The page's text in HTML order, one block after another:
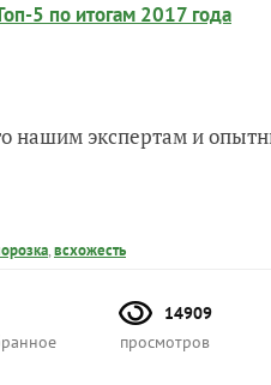
5 по итогам 2017 года
нашим экспертам и
,всхожесть
14909
просмотров